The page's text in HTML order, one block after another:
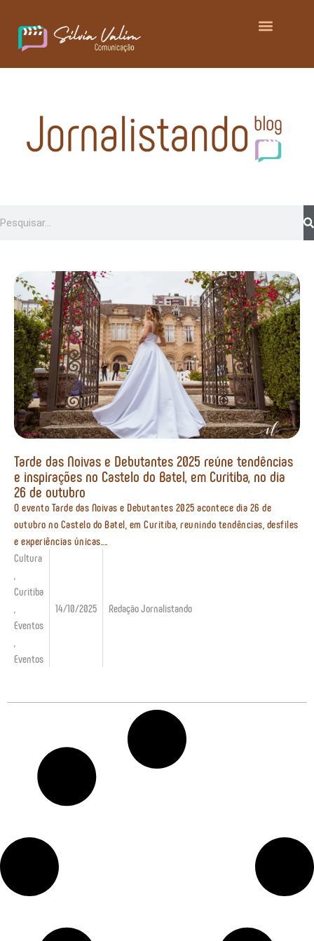
Tarde das Noivas e Debutantes 2025 reúne tendências
e inspirações no Castelo do Batel, em Curitiba, no dia
26 de outubro
O evento Tarde das Noivas e Debutantes 2025 acontece dia 26 de
outubro no Castelo do Batel, em Curitiba, reunindo tendências, desfiles
e experiências únicas....
Cultura
Curitiba
Eventos
Eventos
14/10/2025 Redação Jornalistando